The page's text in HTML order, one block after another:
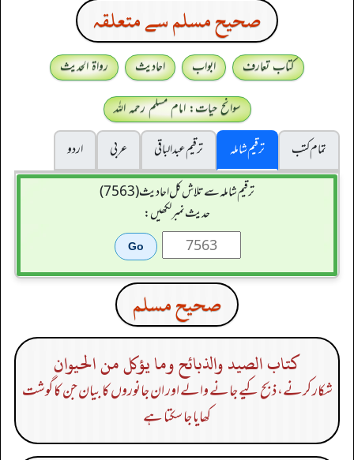
صحيح مسلم سے متعلقہ
کتاب تعارف ابواب احادیث
رواۃ الحدیث
سوانح حیات: امام مسلم رحمہ اللہ
تمام کتب
ترقیم شاملہ ترقيم عبدالباقی عربی
اردو
ترقیم شاملہ سے تلاش کل احادیث (7563)
حدیث نمبر لکھیں:
صحيح مسلم
كتاب الصيد والذبائح وما يؤكل من الحيوان
شکار کرنے، ذبح کیے جانے والے اور ان جانوروں کا بیان جن کا گوشت
کھایا جا سکتا ہے